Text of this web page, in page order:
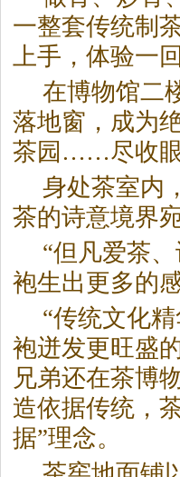
一整套传统制
上手，体验一
在博物馆二
落地窗，成为
茶园……尽收眼
身处茶室内
茶的诗意境界
“但凡爱茶
袍生出更多的
“传统文化
袍迸发更旺盛
兄弟还在茶博
造依据传统，
据”理念。